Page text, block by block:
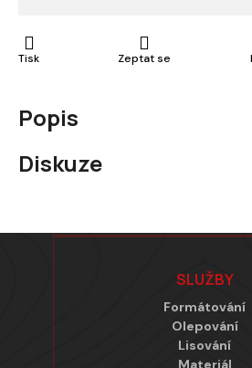
Tisk Zeptat se
Popis
Diskuze
Zápatí
SLUŽBY
Formátování
Olepování
Lisování
Materiál